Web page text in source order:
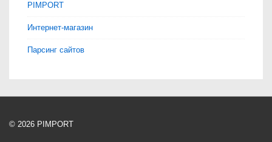
PIMPORT
Интернет-магазин
Парсинг сайтов
© 2026 PIMPORT